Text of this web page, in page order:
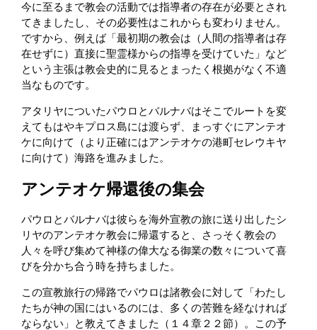
今に至るまで教会の活動では指導者の存在が必要とされ
てきましたし、その必要性はこれからも変わりません。
ですから、例えば「最初期の教会は（人間の指導者は存
在せずに）直接に聖霊様からの指導を受けていた」など
という主張は教会史的に見るとまったく根拠がなく不適
当なものです。
アタリヤについたパウロとバルナバはそこでルートを変
えてもはやキプロス島には渡らず、まっすぐにアンテオ
ケに向けて（より正確にはアンテオケの港町セレウキヤ
に向けて）海路を進みました。
アンテオケ帰還後の集会
パウロとバルナバは彼らを海外宣教の旅に送り出したシ
リヤのアンテオケ教会に帰還すると、さっそく教会の
人々を呼び集めて神様の偉大なる御業の数々について喜
びを分かち合う時を持ちました。
この宣教旅行の帰路でパウロは諸教会に対して「わたし
たちが神の国にはいるのには、多くの苦難を経なければ
ならない」と教えてきました（１４章２２節）。この予